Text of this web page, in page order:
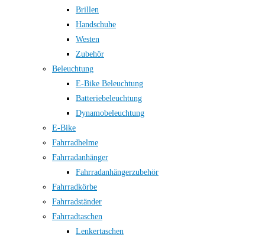
Brillen
Handschuhe
Westen
Zubehör
Beleuchtung
E-Bike Beleuchtung
Batteriebeleuchtung
Dynamobeleuchtung
E-Bike
Fahrradhelme
Fahrradanhänger
Fahrradanhängerzubehör
Fahrradkörbe
Fahrradständer
Fahrradtaschen
Lenkertaschen